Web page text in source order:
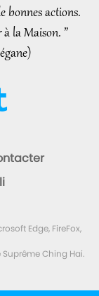
He Is
Be Seen
Television
to June 2026 -
FROM AROUND
to June 2026 -
partie 1/5
bonnes actions.
la Maison. ”
Edge, FireFox,
Ching Hai.